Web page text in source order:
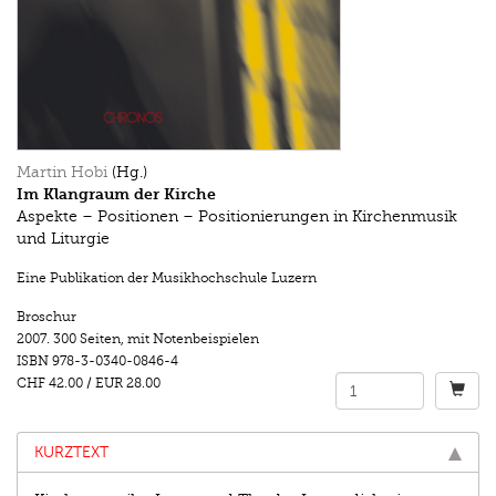
Martin Hobi (Hg.)
Im Klangraum der Kirche
Aspekte – Positionen – Positionierungen in Kirchenmusik
und Liturgie
Eine Publikation der Musikhochschule Luzern
Broschur
2007. 300 Seiten, mit Notenbeispielen
ISBN 978-3-0340-0846-4
CHF 42.00 / EUR 28.00
KURZTEXT